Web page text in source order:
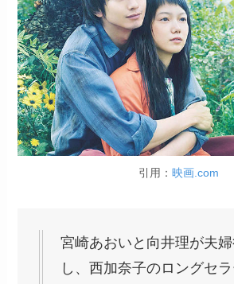
引用： 映画.com
宮崎あおいと向井理が夫
し、西加奈子のロングセ